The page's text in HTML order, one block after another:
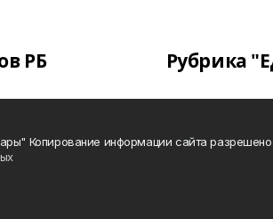
РБ Рубрика
Копирование информации сайта разрешено